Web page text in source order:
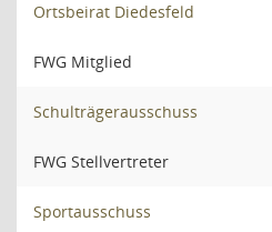
Ortsbeirat Diedesfeld
FWG Mitglied
Schulträgerausschuss
FWG Stellvertreter
Sportausschuss